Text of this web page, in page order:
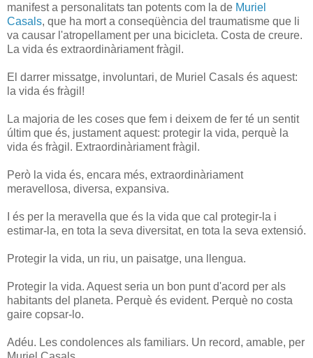
manifest a personalitats tan potents com la de Muriel
Casals, que ha mort a conseqüència del traumatisme que li
va causar l'atropellament per una bicicleta. Costa de creure.
La vida és extraordinàriament fràgil.
El darrer missatge, involuntari, de Muriel Casals és aquest:
la vida és fràgil!
La majoria de les coses que fem i deixem de fer té un sentit
últim que és, justament aquest: protegir la vida, perquè la
vida és fràgil. Extraordinàriament fràgil.
Però la vida és, encara més, extraordinàriament
meravellosa, diversa, expansiva.
I és per la meravella que és la vida que cal protegir-la i
estimar-la, en tota la seva diversitat, en tota la seva extensió.
Protegir la vida, un riu, un paisatge, una llengua.
Protegir la vida. Aquest seria un bon punt d'acord per als
habitants del planeta. Perquè és evident. Perquè no costa
gaire copsar-lo.
Adéu. Les condolences als familiars. Un record, amable, per